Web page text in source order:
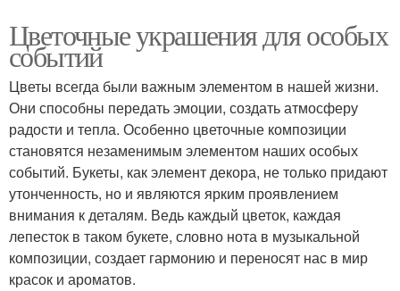
Цветочные украшения для особых
событий
Цветы всегда были важным элементом в нашей жизни.
Они способны передать эмоции, создать атмосферу
радости и тепла. Особенно цветочные композиции
становятся незаменимым элементом наших особых
событий. Букеты, как элемент декора, не только придают
утонченность, но и являются ярким проявлением
внимания к деталям. Ведь каждый цветок, каждая
лепесток в таком букете, словно нота в музыкальной
композиции, создает гармонию и переносят нас в мир
красок и ароматов.